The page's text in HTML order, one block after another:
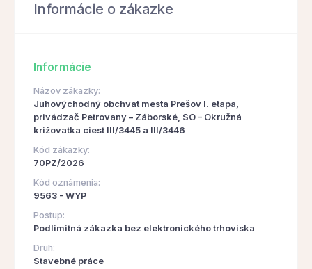
Informácie o zákazke
Informácie
Názov zákazky:
Juhovýchodný obchvat mesta Prešov I. etapa,
privádzač Petrovany – Záborské, SO – Okružná
križovatka ciest III/3445 a III/3446
Kód zákazky:
70PZ/2026
Kód oznámenia:
9563 - WYP
Postup:
Podlimitná zákazka bez elektronického trhoviska
Druh:
Stavebné práce